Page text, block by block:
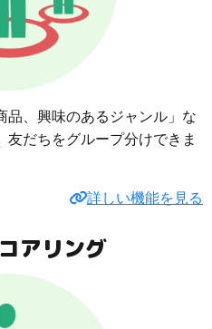
品、興味のあるジャンル」な
友だちをグループ分けできま
詳しい機能を見る
アリング